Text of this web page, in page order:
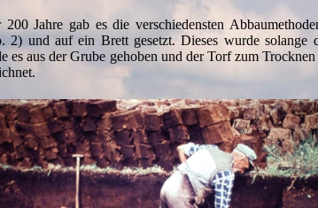
200 Jahre gab es die verschiedensten
2) und auf ein Brett gesetzt. Dieses wurde solange
es aus der Grube gehoben und der Torf zum